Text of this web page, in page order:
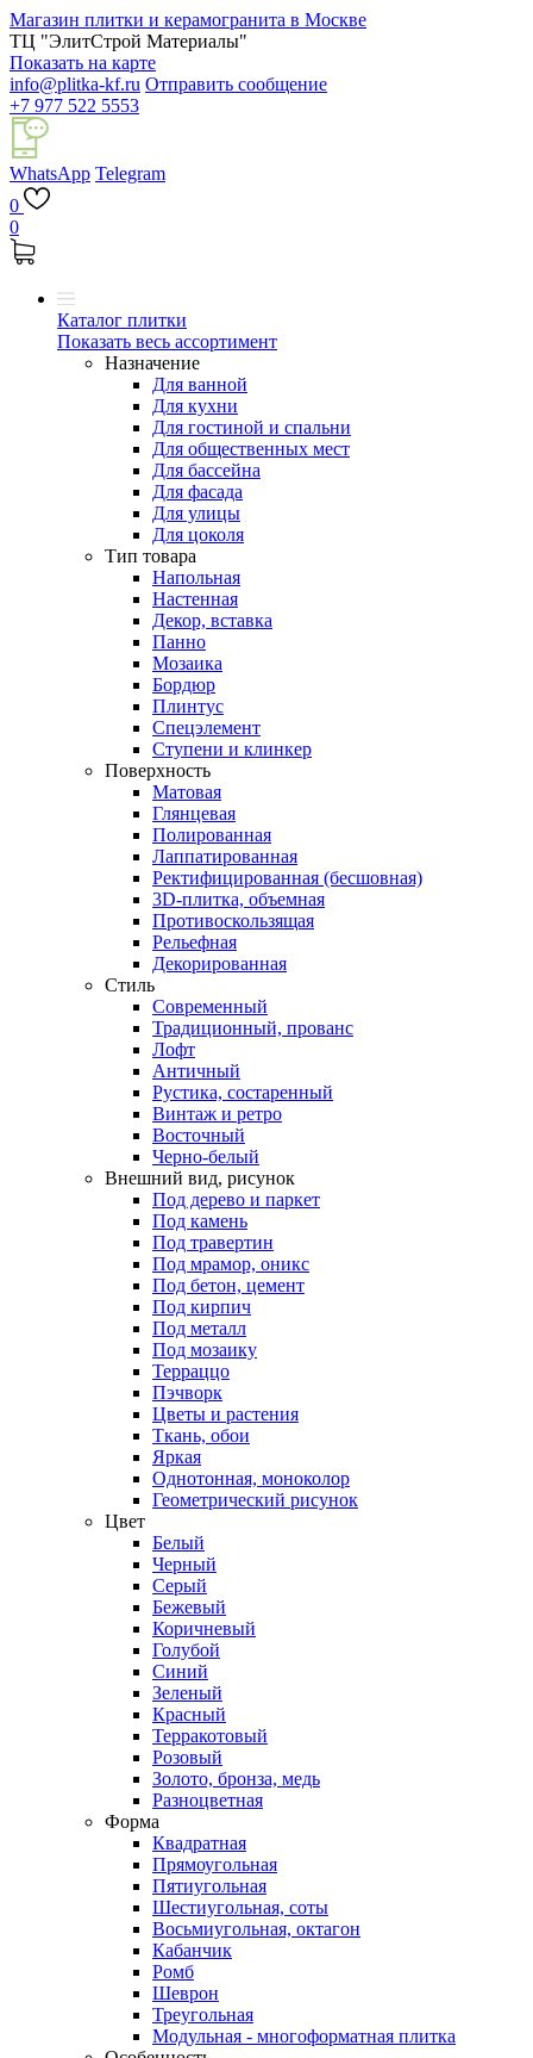
Магазин плитки и керамогранита в Москве
ТЦ "ЭлитСтрой Материалы"
Показать на карте
info@plitka-kf.ru Отправить сообщение
+7 977 522 5553
WhatsApp Telegram
0
0
Каталог плитки
Показать весь ассортимент
Назначение
Для ванной
Для кухни
Для гостиной и спальни
Для общественных мест
Для бассейна
Для фасада
Для улицы
Для цоколя
Тип товара
Напольная
Настенная
Декор, вставка
Панно
Мозаика
Бордюр
Плинтус
Спецэлемент
Ступени и клинкер
Поверхность
Матовая
Глянцевая
Полированная
Лаппатированная
Ректифицированная (бесшовная)
3D-плитка, объемная
Противоскользящая
Рельефная
Декорированная
Стиль
Современный
Традиционный, прованс
Лофт
Античный
Рустика, состаренный
Винтаж и ретро
Восточный
Черно-белый
Внешний вид, рисунок
Под дерево и паркет
Под камень
Под травертин
Под мрамор, оникс
Под бетон, цемент
Под кирпич
Под металл
Под мозаику
Терраццо
Пэчворк
Цветы и растения
Ткань, обои
Яркая
Однотонная, моноколор
Геометрический рисунок
Цвет
Белый
Черный
Серый
Бежевый
Коричневый
Голубой
Синий
Зеленый
Красный
Терракотовый
Розовый
Золото, бронза, медь
Разноцветная
Форма
Квадратная
Прямоугольная
Пятиугольная
Шестиугольная, соты
Восьмиугольная, октагон
Кабанчик
Ромб
Шеврон
Треугольная
Модульная - многоформатная плитка